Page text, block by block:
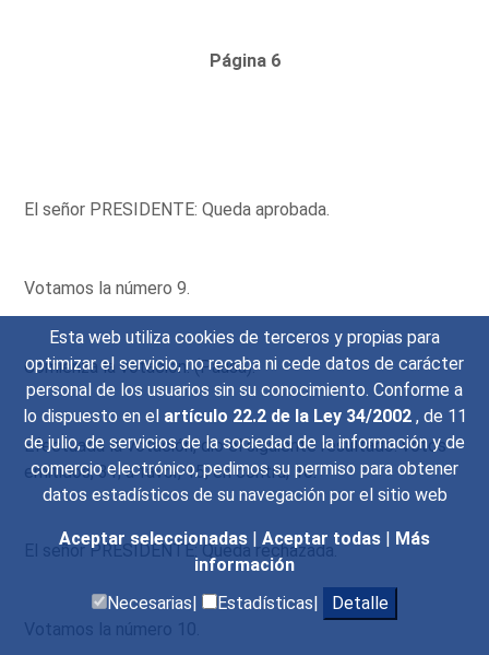
Esta web utiliza cookies de terceros y propias para
optimizar el servicio, no recaba ni cede datos de carácter
personal de los usuarios sin su conocimiento. Conforme a
lo dispuesto en el artículo 22.2 de la Ley 34/2002 , de 11
de julio, de servicios de la sociedad de la información y de
comercio electrónico, pedimos su permiso para obtener
datos estadísticos de su navegación por el sitio web
Aceptar seleccionadas | Aceptar todas | Más
información
Necesarias|
Estadísticas| Detalle
Página 6
El señor PRESIDENTE: Queda aprobada.
Votamos la número 9.
Comienza la votación. (Pausa).
Efectuada la votación, dio el siguiente resultado: votos
emitidos, 31; a favor, 15; en contra, 16.
El señor PRESIDENTE: Queda rechazada.
Votamos la número 10.